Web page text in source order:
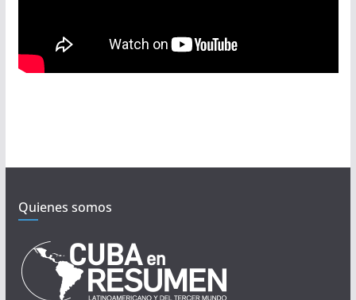
Quienes somos